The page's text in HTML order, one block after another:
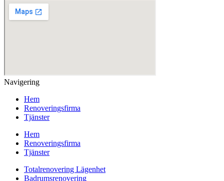
Navigering
Hem
Renoveringsfirma
Tjänster
Hem
Renoveringsfirma
Tjänster
Totalrenovering Lägenhet
Badrumsrenovering